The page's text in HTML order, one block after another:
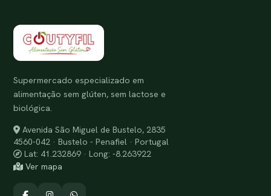
Supermercado especializado em
alimentação sem glúten, sem lactose e
biológica.
Avenida São Miguel de Bustelo, 2835
4560-042 · Bustelo - Penafiel · Portugal
Lat: 41.232869 · Long: -8.263922
Ver mapa